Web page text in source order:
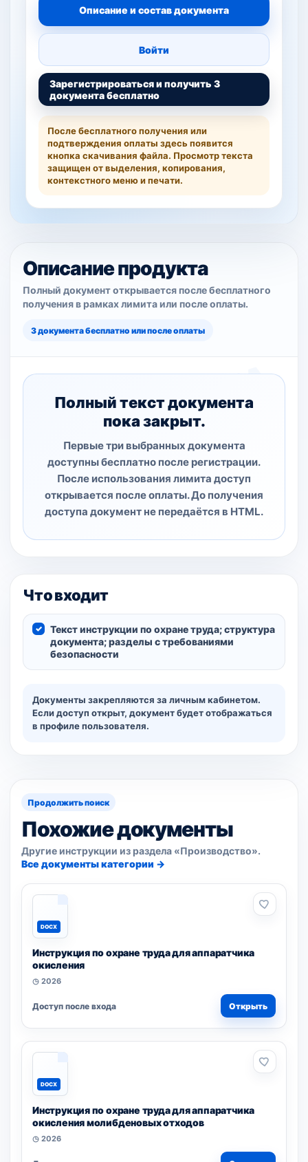
Описание и состав документа
Войти
Зарегистрироваться и получить 3
документа бесплатно
После бесплатного получения или
подтверждения оплаты здесь появится
кнопка скачивания файла. Просмотр текста
защищен от выделения, копирования,
контекстного меню и печати.
Описание продукта
Полный документ открывается после бесплатного
получения в рамках лимита или после оплаты.
3 документа бесплатно или после оплаты
Полный текст документа
пока закрыт.
Первые три выбранных документа
доступны бесплатно после регистрации.
После использования лимита доступ
открывается после оплаты. До получения
доступа документ не передаётся в HTML.
Что входит
Текст инструкции по охране труда; структура
документа; разделы с требованиями
безопасности
Документы закрепляются за личным кабинетом.
Если доступ открыт, документ будет отображаться
в профиле пользователя.
Продолжить поиск
Похожие документы
Другие инструкции из раздела «Производство».
Все документы категории →
DOCX
Инструкция по охране труда для аппаратчика
окисления
◷ 2026
Доступ после входа Открыть
DOCX
Инструкция по охране труда для аппаратчика
окисления молибденовых отходов
◷ 2026